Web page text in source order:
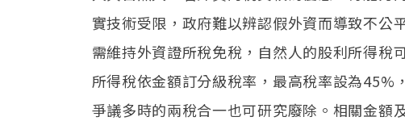
實技術受限，政府難以辨認假外資而導致不公
需維持外資證所稅免稅，自然人的股利所得稅
所得稅依金額訂分級稅率，最高稅率設為45%
爭議多時的兩稅合一也可研究廢除。相關金額